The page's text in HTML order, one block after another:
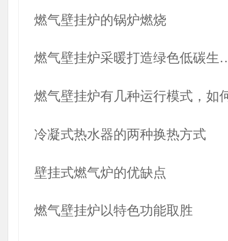
燃气壁挂炉的锅炉燃烧
燃气壁挂炉采暖打造绿色低碳生
燃气壁挂炉有几种运行模式，如
冷凝式热水器的两种换热方式
壁挂式燃气炉的优缺点
燃气壁挂炉以特色功能取胜